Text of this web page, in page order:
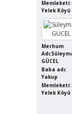
Memleketi:
Yelek Köyü
Merhum
GÜCEL
Baba adı:
Yakup
Memleketi:
Yelek Köyü